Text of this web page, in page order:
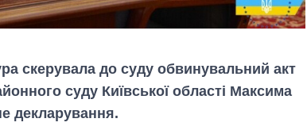
скерувала до суду обвинувальний акт
суду Київської області Максима
декларування.